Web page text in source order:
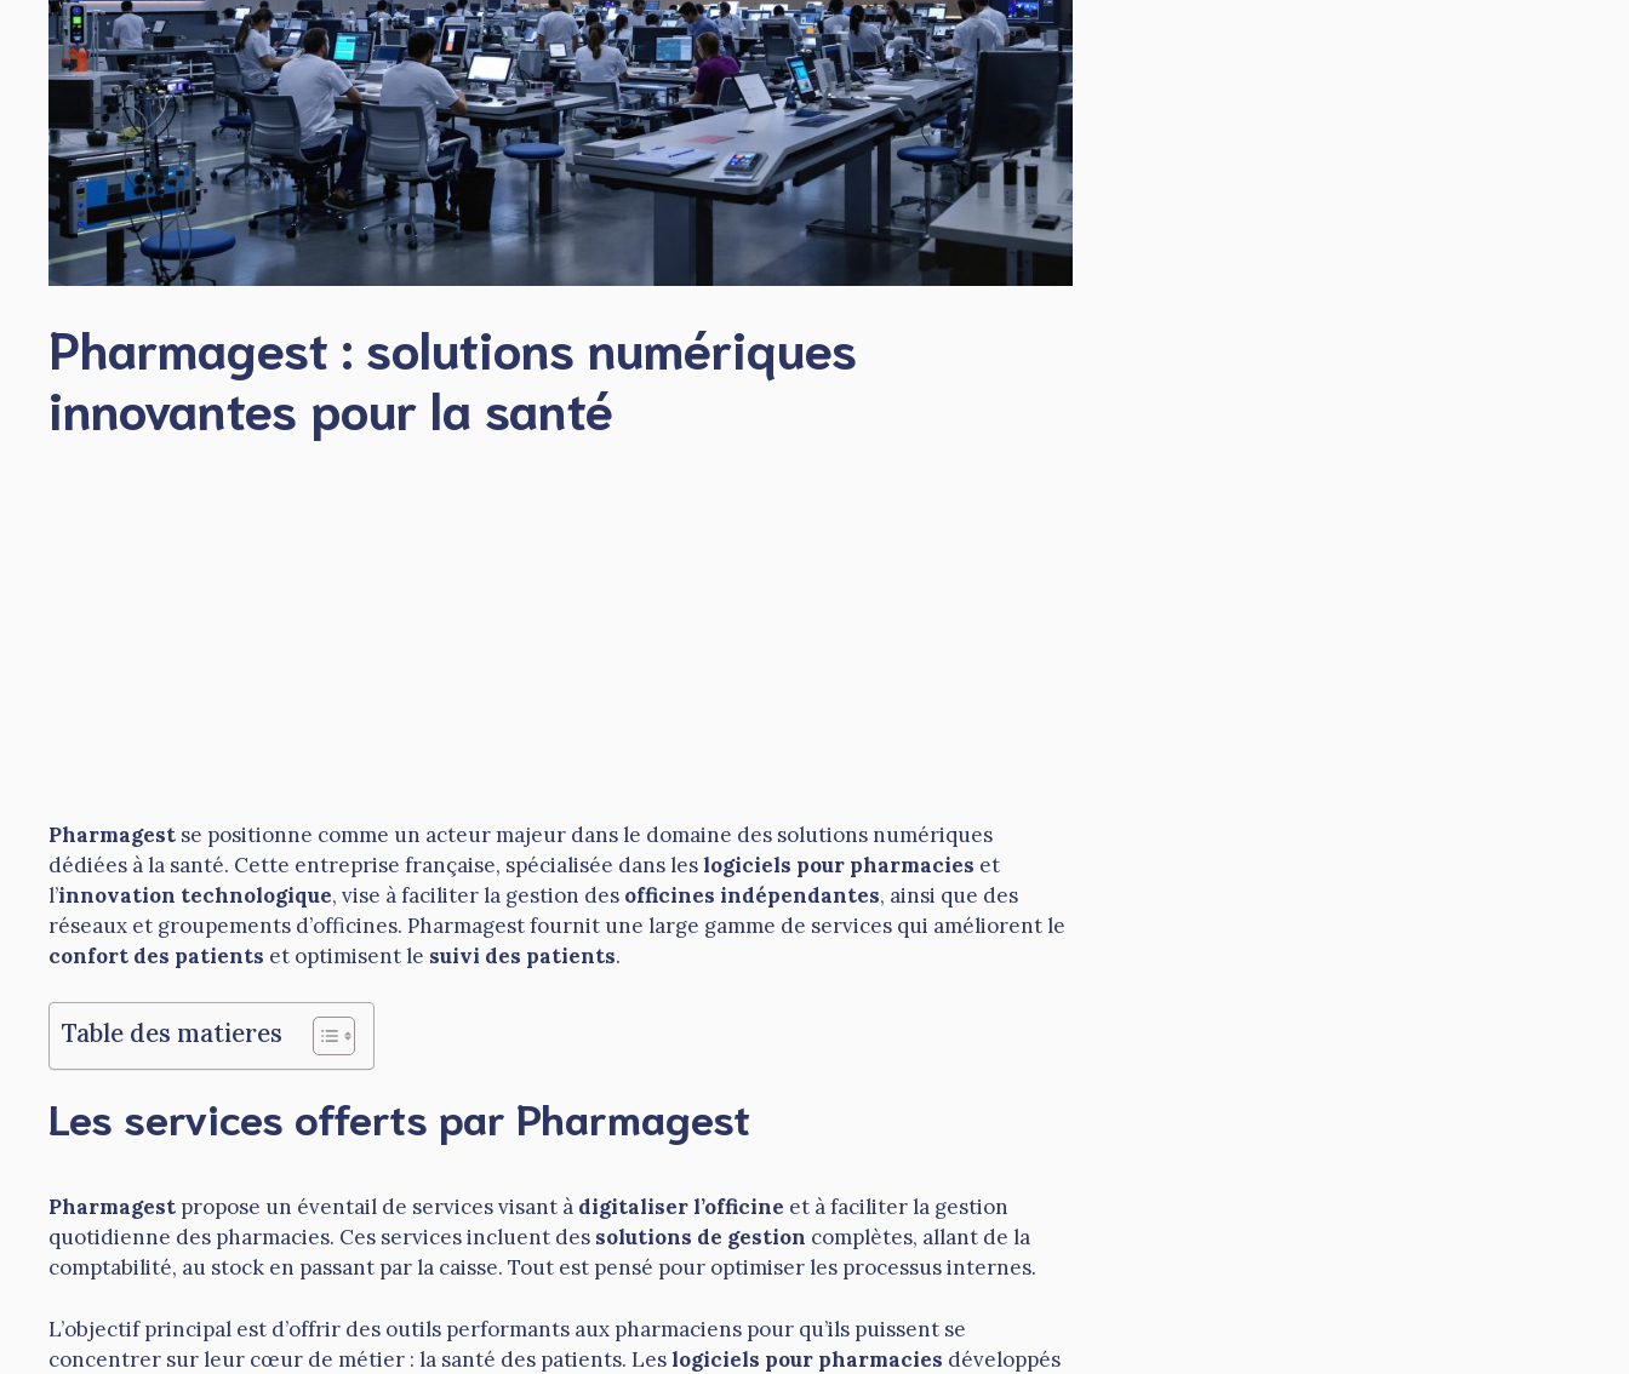
Pharmagest : solutions numériques
innovantes pour la santé
Pharmagest se positionne comme un acteur majeur dans le domaine des solutions numériques
dédiées à la santé. Cette entreprise française, spécialisée dans les logiciels pour pharmacies et
l’innovation technologique, vise à faciliter la gestion des officines indépendantes, ainsi que des
réseaux et groupements d’officines. Pharmagest fournit une large gamme de services qui améliorent le
confort des patients et optimisent le suivi des patients.
Table des matieres
Les services offerts par Pharmagest
Pharmagest propose un éventail de services visant à digitaliser l’officine et à faciliter la gestion
quotidienne des pharmacies. Ces services incluent des solutions de gestion complètes, allant de la
comptabilité, au stock en passant par la caisse. Tout est pensé pour optimiser les processus internes.
L’objectif principal est d’offrir des outils performants aux pharmaciens pour qu’ils puissent se
concentrer sur leur cœur de métier : la santé des patients. Les logiciels pour pharmacies développés